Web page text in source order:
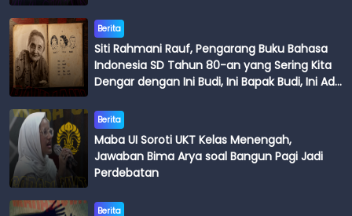
Berita
Siti Rahmani Rauf, Pengarang Buku Bahasa
Indonesia SD Tahun 80-an yang Sering Kita
Dengar dengan Ini Budi, Ini Bapak Budi, Ini Adik
Berita
Maba UI Soroti UKT Kelas Menengah,
Jawaban Bima Arya soal Bangun Pagi Jadi
Perdebatan
Berita